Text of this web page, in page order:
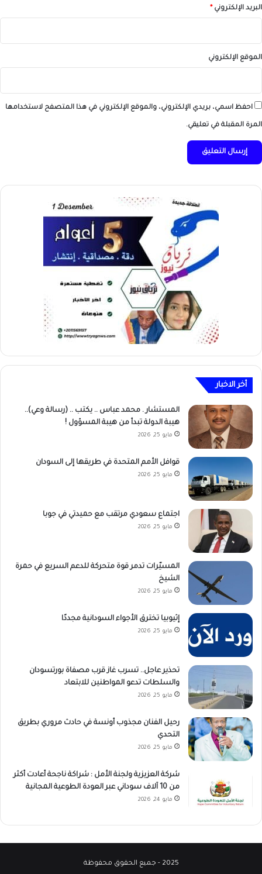
البريد الإلكتروني*
الموقع الإلكتروني
احفظ اسمي، بريدي الإلكتروني، والموقع الإلكتروني في هذا المتصفح لاستخدامها
المرة المقبلة في تعليقي.
أخر الاخبار
المستشار . محمد عباس .. يكتب .. (رسالة وعي)..
هيبة الدولة تبدأ من هيبة المسؤول !
مايو 25, 2026
قوافل الأمم المتحدة في طريقها إلى السودان
مايو 25, 2026
اجتماع سعودي مرتقب مع حميدتي في جوبا
مايو 25, 2026
المسيّرات تدمر قوة متحركة للدعم السريع في حمرة
الشيخ
مايو 25, 2026
إثيوبيا تخترق الأجواء السودانية مجددًا
مايو 25, 2026
تحذير عاجل.. تسرب غاز قرب مصفاة بورتسودان
والسلطات تدعو المواطنين للابتعاد
مايو 25, 2026
رحيل الفنان مجذوب أونسة في حادث مروري بطريق
التحدي
مايو 25, 2026
شركة العزيزية ولجنة الأمل : شراكة ناجحة أعادت أكثر
من 10 آلاف سوداني عبر العودة الطوعية المجانية
مايو 24, 2026
2025 - جميع الحقوق محفوظة